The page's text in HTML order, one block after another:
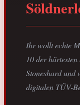
Ihr wollt echte
10 der
Stoneshard und
digitalen TÜV-